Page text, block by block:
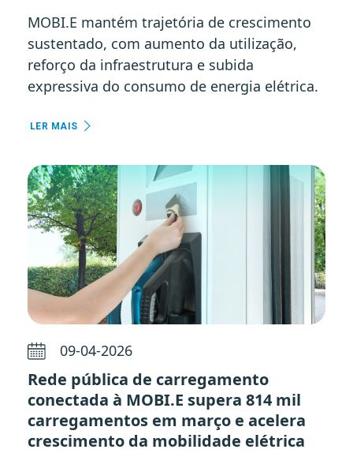
MOBI.E mantém trajetória de crescimento
sustentado, com aumento da utilização,
reforço da infraestrutura e subida
expressiva do consumo de energia elétrica.
LER MAIS
09-04-2026
Rede pública de carregamento
conectada à MOBI.E supera 814 mil
carregamentos em março e acelera
crescimento da mobilidade elétrica